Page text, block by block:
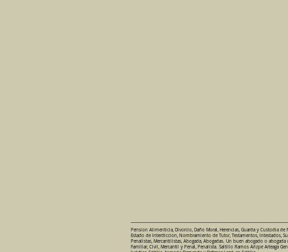
Pension Alimenticia, Divorcio, Daño Moral, Herencias, Guarda y Custodia
Estado de Interdiccion, Nombramiento de Tutor, Testamentos, Intestados,
Penalistas, Mercantilistas, Abogada, Abogadas. Un buen abogado o
Familiar, Civil, Mercantil y Penal, Penalista. Saltillo Ramos Arizpe Arteaga